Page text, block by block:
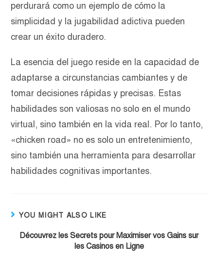
perdurará como un ejemplo de cómo la
simplicidad y la jugabilidad adictiva pueden
crear un éxito duradero.
La esencia del juego reside en la capacidad de
adaptarse a circunstancias cambiantes y de
tomar decisiones rápidas y precisas. Estas
habilidades son valiosas no solo en el mundo
virtual, sino también en la vida real. Por lo tanto,
«chicken road» no es solo un entretenimiento,
sino también una herramienta para desarrollar
habilidades cognitivas importantes.
YOU MIGHT ALSO LIKE
Découvrez les Secrets pour Maximiser vos Gains sur
les Casinos en Ligne